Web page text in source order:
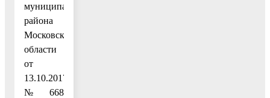
муниципального
района
Московской
области
от
13.10.2017
№ 668